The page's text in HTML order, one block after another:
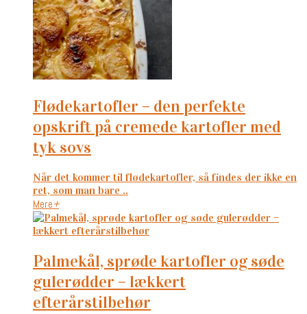
flødekartofler – den perfekte
opskrift på cremede kartofler med
tyk sovs
Når det kommer til flødekartofler, så findes der ikke en
ret, som man bare ..
Mere+
palmekål, sprøde kartofler og søde
gulerødder – lækkert
efterårstilbehør